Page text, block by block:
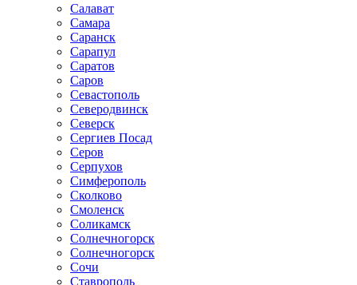
Салават
Самара
Саранск
Сарапул
Саратов
Саров
Севастополь
Северодвинск
Северск
Сергиев Посад
Серов
Серпухов
Симферополь
Сколково
Смоленск
Соликамск
Солнечногорск
Солнечногорск
Сочи
Ставрополь